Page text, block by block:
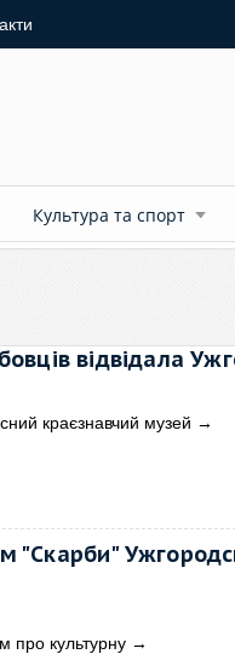
Культура та спорт
відвідала
краєзнавчий музей →
"Скарби"
про культурну →